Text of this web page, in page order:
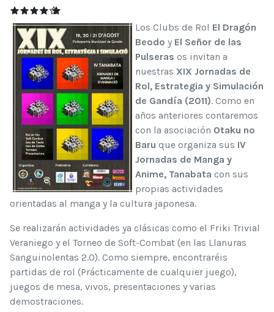
XIX JORNADAS DE ROL DE GANDIA
Los Clubs de Rol El Dragón
Beodo y El Señor de las
Pulseras os invitan a
nuestras XIX Jornadas de
Rol, Estrategia y Simulación
de Gandía (2011). Como en
años anteriores contaremos
con la asociación Otaku no
Baru que organiza sus IV
Jornadas de Manga y
Anime, Tanabata con sus
propias actividades
orientadas al manga y la cultura japonesa.
Se realizarán actividades ya clásicas como el Friki Trivial
Veraniego y el Torneo de Soft-Combat (en las Llanuras
Sanguinolentas 2.0). Como siempre, encontraréis
partidas de rol (Prácticamente de cualquier juego),
juegos de mesa, vivos, presentaciones y varias
demostraciones.